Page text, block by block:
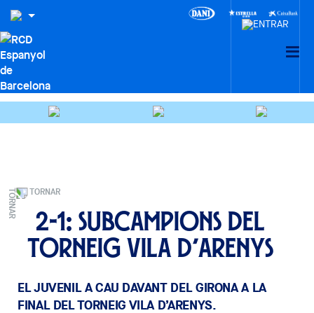
TORNAR
2-1: Subcampions del
Torneig Vila d’Arenys
EL JUVENIL A CAU DAVANT DEL GIRONA A LA
FINAL DEL TORNEIG VILA D’ARENYS.